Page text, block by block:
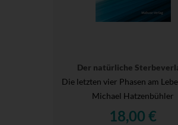
Der natürliche
Die letzten vier Phasen am
Michael Hatzenbühler
18,00 €